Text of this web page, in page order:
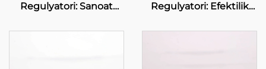
Regulyatori: Sanoat
Darajali, Aniq Haroratni
Regulyatori: Efektilik
Ko'pfunksionallik